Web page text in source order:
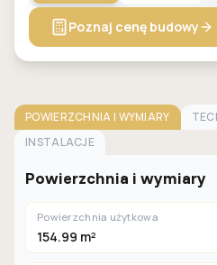
Poznaj cenę budowy
POWIERZCHNIA I WYMIARY
INSTALACJE
Powierzchnia i wymiary
Powierzchnia użytkowa
154.99 m²